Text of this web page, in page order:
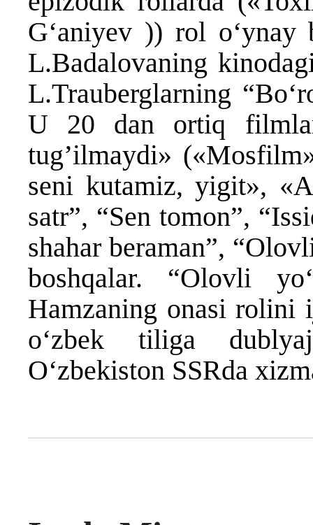
Gʻaniyev )) rol oʻynay
L.Badalovaning
L.Trauberglarning
U 20 dan ortiq
tug’ilmaydi»
seni kutamiz, yigit»,
satr”, “Sen tomon”,
shahar beraman”,
boshqalar. “Olovli
Hamzaning onasi rolini
oʻzbek tiliga
O‘zbekiston SSRda